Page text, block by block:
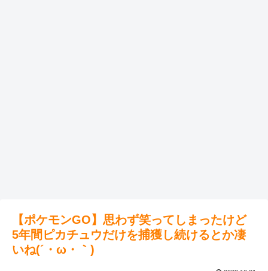
【ポケモンGO】思わず笑ってしまったけど
5年間ピカチュウだけを捕獲し続けるとか凄
いね(´・ω・｀)